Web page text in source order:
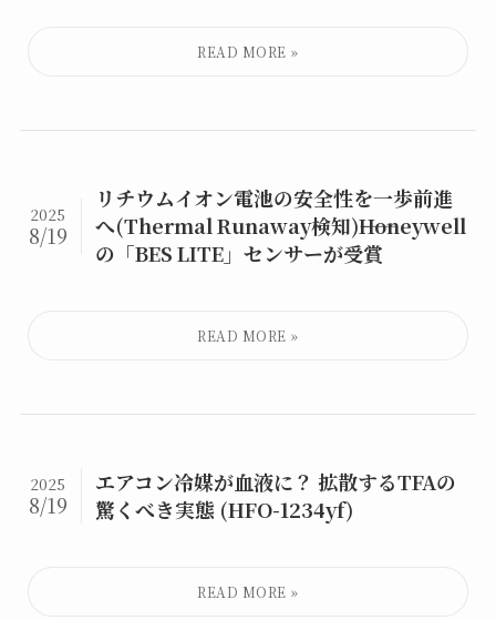
リチウムイオン電池の安全性を一歩前進
へ(Thermal Runaway検知)――Honeywell
の「BES LITE」センサーが受賞
2025
8/19
エアコン冷媒が血液に？ 拡散するTFAの
驚くべき実態 (HFO-1234yf)
2025
8/19